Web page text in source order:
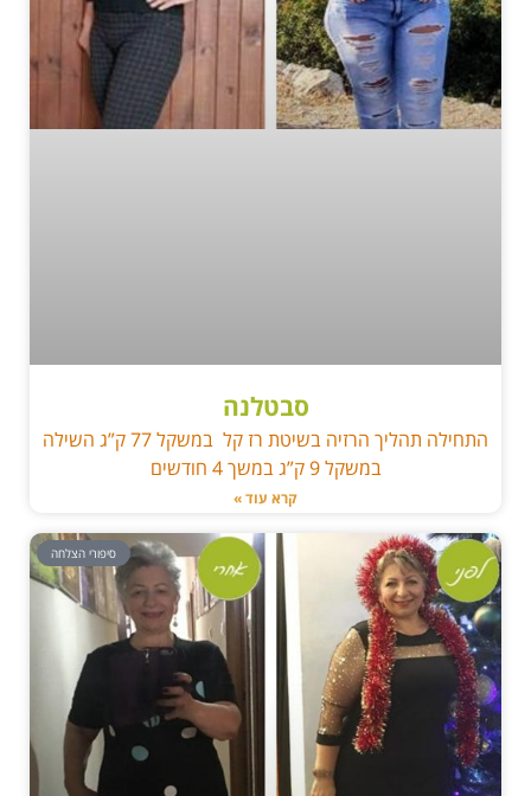
סבטלנה
התחילה תהליך הרזיה בשיטת רז קל במשקל 77 ק”ג השילה
במשקל 9 ק”ג במשך 4 חודשים
קרא עוד »
סיפורי הצלחה